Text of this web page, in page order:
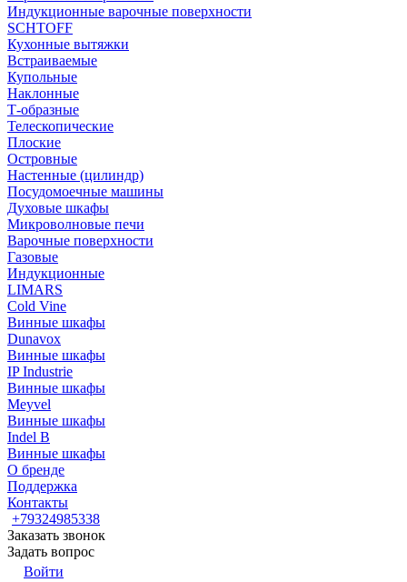
Индукционные варочные поверхности
SCHTOFF
Кухонные вытяжки
Встраиваемые
Купольные
Наклонные
Т-образные
Телескопические
Плоские
Островные
Настенные (цилиндр)
Посудомоечные машины
Духовые шкафы
Микроволновые печи
Варочные поверхности
Газовые
Индукционные
LIMARS
Cold Vine
Винные шкафы
Dunavox
Винные шкафы
IP Industrie
Винные шкафы
Meyvel
Винные шкафы
Indel B
Винные шкафы
О бренде
Поддержка
Контакты
+79324985338
Заказать звонок
Задать вопрос
Войти